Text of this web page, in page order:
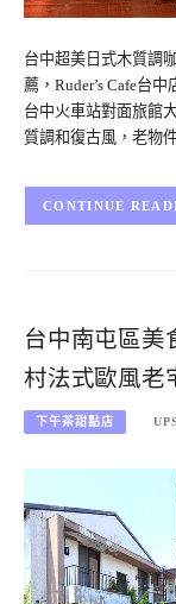
台中超美日式木質調
薦，Ruder’s Cafe台
台中火車站對面旅館
質調和復古風，老物
CONTINUE
台中南屯區美
村法式歐風老
下午茶甜點店